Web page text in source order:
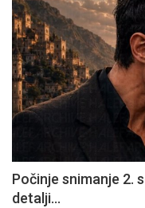
Počinje snimanje 2.
detalji...